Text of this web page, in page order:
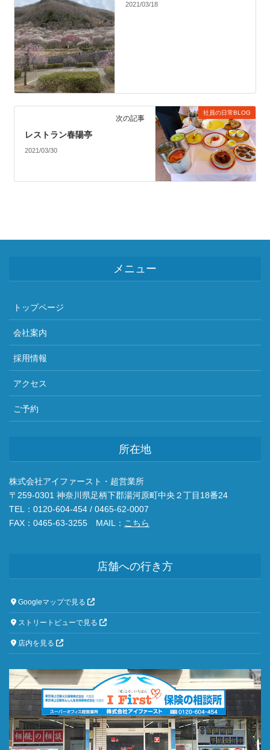
2021/03/18
社員の日常BLOG
次の記事
レストラン春陽亭
2021/03/30
メニュー
トップページ
会社案内
採用情報
アクセス
ご予約
所在地
株式会社アイファースト・超営業所
〒259-0301 神奈川県足柄下郡湯河原町中央２丁目18番24
TEL：0120-604-454 / 0465-62-0007
FAX：0465-63-3255 MAIL： こちら
店舗への行き方
Googleマップで見る
ストリートビューで見る
店内を見る